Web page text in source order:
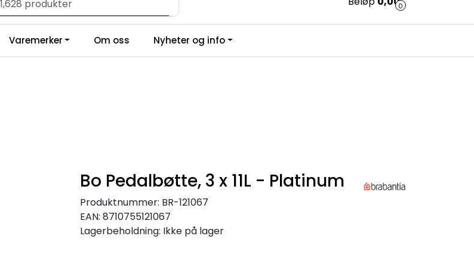
Velkommen til vår forhandlerportal 0
Varemerker Om oss Nyheter og info
Bo Pedalbøtte, 3 x 11L - Platinum
Produktnummer: BR-121067
EAN: 8710755121067
Lagerbeholdning: Ikke på lager